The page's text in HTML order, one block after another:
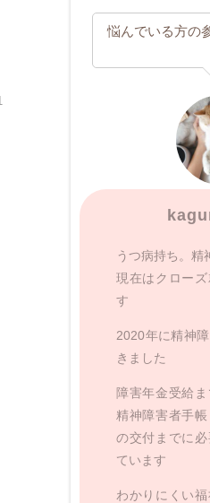
悩んでいる方の
うつ病持ち。精
現在はクロー
す
2020年に精神
きました
障害年金受給
精神障害者手
の交付までに
ています
わかりにくい